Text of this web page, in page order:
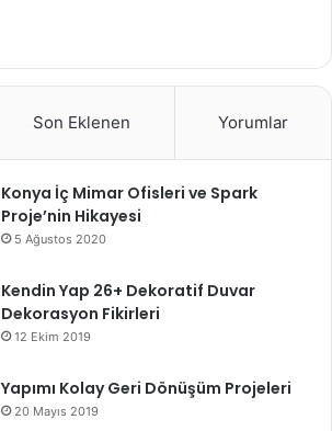
Son Eklenen Yorumlar
Konya İç Mimar Ofisleri ve Spark
Proje’nin Hikayesi
5 Ağustos 2020
Kendin Yap 26+ Dekoratif Duvar
Dekorasyon Fikirleri
12 Ekim 2019
Yapımı Kolay Geri Dönüşüm Projeleri
20 Mayıs 2019